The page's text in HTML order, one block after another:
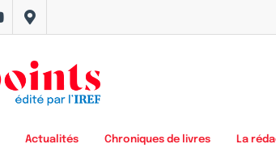
Actualités Chroniques de livres La